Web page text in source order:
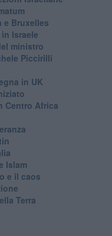
e Bruxelles
Israele
ministro
Piccirilli
in UK
Centro Africa
Islam
e il caos
Terra